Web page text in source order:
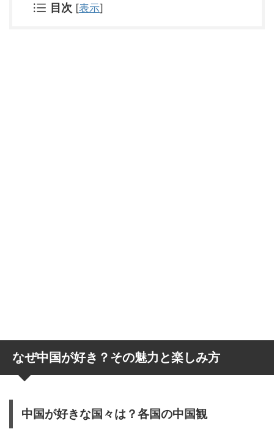
目次 [表示]
なぜ中国が好き？その魅力と楽しみ方
中国が好きな国々は？各国の中国観